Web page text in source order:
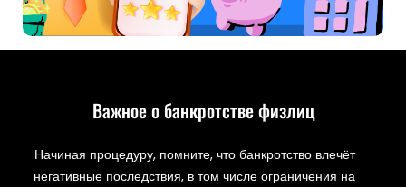
Важное о банкротстве физлиц
Начиная процедуру, помните, что банкротство влечёт
негативные последствия, в том числе ограничения на